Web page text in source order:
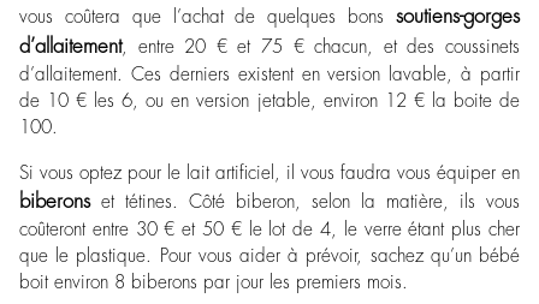
vous coûtera que l’achat de quelques bons soutiens-gorges
d’allaitement, entre 20 € et 75 € chacun, et des coussinets
d’allaitement. Ces derniers existent en version lavable, à partir
de 10 € les 6, ou en version jetable, environ 12 € la boite de
100.
Si vous optez pour le lait artificiel, il vous faudra vous équiper en
biberonset tétines. Côté biberon, selon la matière, ils vous
coûteront entre 30 € et 50 € le lot de 4, le verre étant plus cher
que le plastique. Pour vous aider à prévoir, sachez qu’un bébé
boit environ 8 biberons par jour les premiers mois.